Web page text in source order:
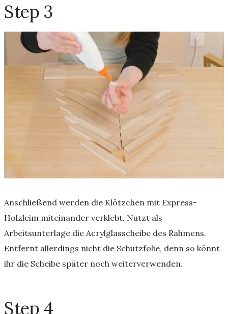
Step 3
Anschließend werden die Klötzchen mit Express-
Holzleim miteinander verklebt. Nutzt als
Arbeitsunterlage die Acrylglasscheibe des Rahmens.
Entfernt allerdings nicht die Schutzfolie, denn so könnt
ihr die Scheibe später noch weiterverwenden.
Step 4